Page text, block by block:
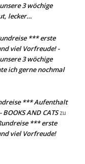
3 wöchige
lecker…
*** erste
viel Vorfreude! -
3 wöchige
ich gerne nochmal
*** Aufenthalt
AND CATSzu
*** erste
viel Vorfreude!